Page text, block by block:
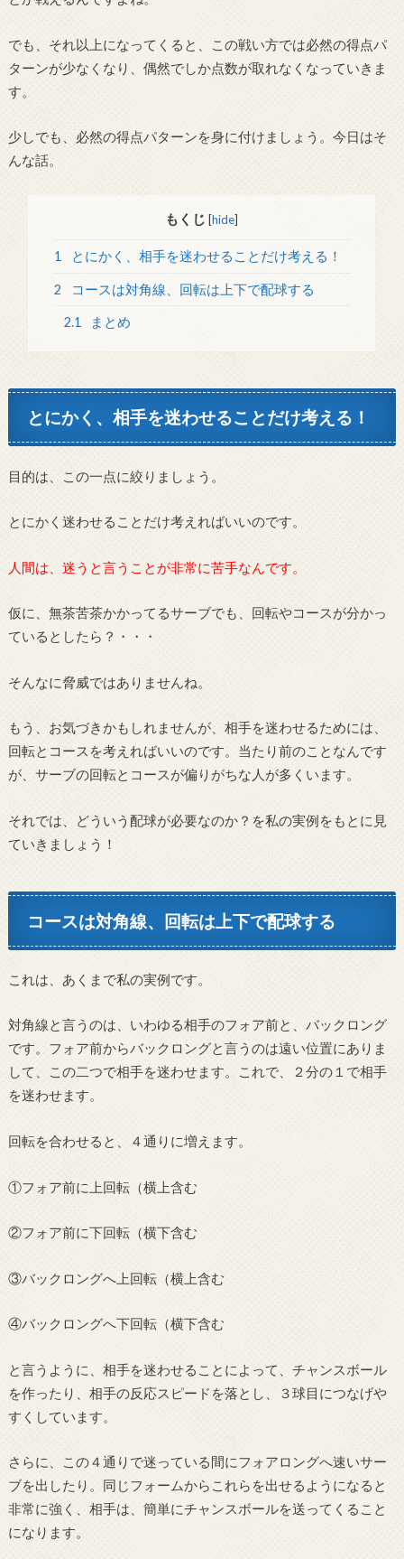
でも、それ以上になってくると、この戦い方では必然の得点パ
ターンが少なくなり、偶然でしか点数が取れなくなっていきま
す。
少しでも、必然の得点パターンを身に付けましょう。今日はそ
んな話。
もくじ [hide]
1 とにかく、相手を迷わせることだけ考える！
2 コースは対角線、回転は上下で配球する
2.1 まとめ
とにかく、相手を迷わせることだけ考える！
目的は、この一点に絞りましょう。
とにかく迷わせることだけ考えればいいのです。
人間は、迷うと言うことが非常に苦手なんです。
仮に、無茶苦茶かかってるサーブでも、回転やコースが分かっ
ているとしたら？・・・
そんなに脅威ではありませんね。
もう、お気づきかもしれませんが、相手を迷わせるためには、
回転とコースを考えればいいのです。当たり前のことなんです
が、サーブの回転とコースが偏りがちな人が多くいます。
それでは、どういう配球が必要なのか？を私の実例をもとに見
ていきましょう！
コースは対角線、回転は上下で配球する
これは、あくまで私の実例です。
対角線と言うのは、いわゆる相手のフォア前と、バックロング
です。フォア前からバックロングと言うのは遠い位置にありま
して、この二つで相手を迷わせます。これで、２分の１で相手
を迷わせます。
回転を合わせると、４通りに増えます。
①フォア前に上回転（横上含む
②フォア前に下回転（横下含む
③バックロングへ上回転（横上含む
④バックロングへ下回転（横下含む
と言うように、相手を迷わせることによって、チャンスボール
を作ったり、相手の反応スピードを落とし、３球目につなげや
すくしています。
さらに、この４通りで迷っている間にフォアロングへ速いサー
ブを出したり。同じフォームからこれらを出せるようになると
非常に強く、相手は、簡単にチャンスボールを送ってくること
になります。